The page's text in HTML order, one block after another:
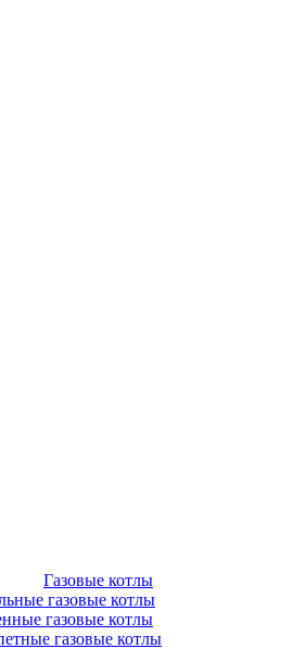
Газовые котлы
газовые котлы
газовые котлы
газовые котлы